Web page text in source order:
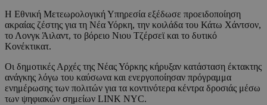
Η Εθνική Μετεωρολογική Υπηρεσία εξέδωσε προειδοποίηση
ακραίας ζέστης για τη Νέα Υόρκη, την κοιλάδα του Κάτω Χάντσον,
το Λονγκ Άιλαντ, το βόρειο Νιου Τζέρσεϊ και το δυτικό
Κονέκτικατ.
Οι δημοτικές Αρχές της Νέας Υόρκης κήρυξαν κατάσταση έκτακτης
ανάγκης λόγω του καύσωνα και ενεργοποίησαν πρόγραμμα
ενημέρωσης των πολιτών για τα κοντινότερα κέντρα δροσιάς μέσω
των ψηφιακών σημείων LINK NYC.